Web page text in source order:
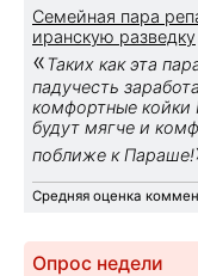
Семейная пара
иранскую разведку
«Таких как эта
падучесть
комфортные
будут мягче и
поближе к Параше!
Средняя оценка
Опрос недели